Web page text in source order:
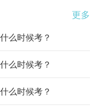
更多
么时候考？
么时候考？
么时候考？